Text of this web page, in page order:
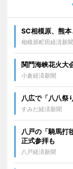
SC相模原、熊
相模原町田経済新聞
関門海峡花火大
小倉経済新聞
八広で「八八
すみだ経済新聞
八戸の「騎馬
正式参拝も
八戸経済新聞